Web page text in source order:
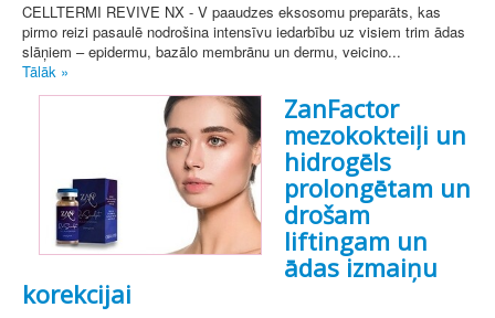
CELLTERMI REVIVE NX - V paaudzes eksosomu preparāts, kas
pirmo reizi pasaulē nodrošina intensīvu iedarbību uz visiem trim ādas
slāņiem – epidermu, bazālo membrānu un dermu, veicino...
Tālāk »
ZanFactor
mezokokteiļi un
hidrogēls
prolongētam un
drošam
liftingam un
ādas izmaiņu
korekcijai